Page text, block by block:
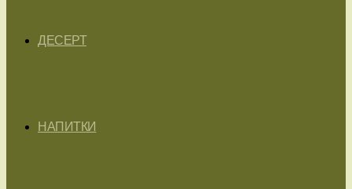
ДЕСЕРТ
НАПИТКИ